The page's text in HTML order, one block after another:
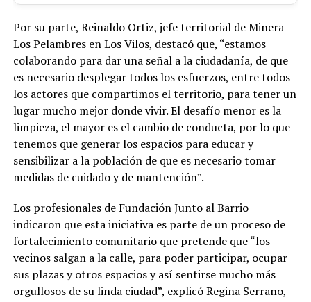
Por su parte, Reinaldo Ortiz, jefe territorial de Minera
Los Pelambres en Los Vilos, destacó que, “estamos
colaborando para dar una señal a la ciudadanía, de que
es necesario desplegar todos los esfuerzos, entre todos
los actores que compartimos el territorio, para tener un
lugar mucho mejor donde vivir. El desafío menor es la
limpieza, el mayor es el cambio de conducta, por lo que
tenemos que generar los espacios para educar y
sensibilizar a la población de que es necesario tomar
medidas de cuidado y de mantención”.
Los profesionales de Fundación Junto al Barrio
indicaron que esta iniciativa es parte de un proceso de
fortalecimiento comunitario que pretende que “los
vecinos salgan a la calle, para poder participar, ocupar
sus plazas y otros espacios y así sentirse mucho más
orgullosos de su linda ciudad”, explicó Regina Serrano,